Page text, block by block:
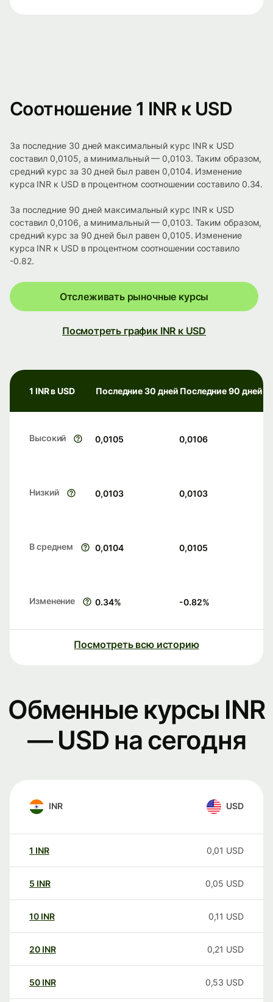
Соотношение 1 INR к USD
За последние 30 дней максимальный курс INR к USD
составил 0,0105, а минимальный — 0,0103. Таким образом,
средний курс за 30 дней был равен 0,0104. Изменение
курса INR к USD в процентном соотношении составило 0.34.
За последние 90 дней максимальный курс INR к USD
составил 0,0106, а минимальный — 0,0103. Таким образом,
средний курс за 90 дней был равен 0,0105. Изменение
курса INR к USD в процентном соотношении составило
-0.82.
Отслеживать рыночные курсы
Посмотреть график INR к USD
1 INR в USD Последние 30 дней Последние 90 дней
Высокий 0,0105 0,0106
Низкий 0,0103 0,0103
В среднем 0,0104 0,0105
Изменение 0.34% -0.82%
Посмотреть всю историю
Обменные курсы INR
— USD на сегодня
INR USD
1 INR 0,01 USD
5 INR 0,05 USD
10 INR 0,11 USD
20 INR 0,21 USD
50 INR 0,53 USD